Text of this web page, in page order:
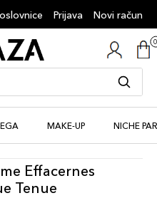
Prijava Novi račun
MAKE-UP NICHE
Effacernes
Tenue